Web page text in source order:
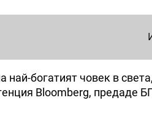
най-богатият човек в света,
Bloomberg, предаде